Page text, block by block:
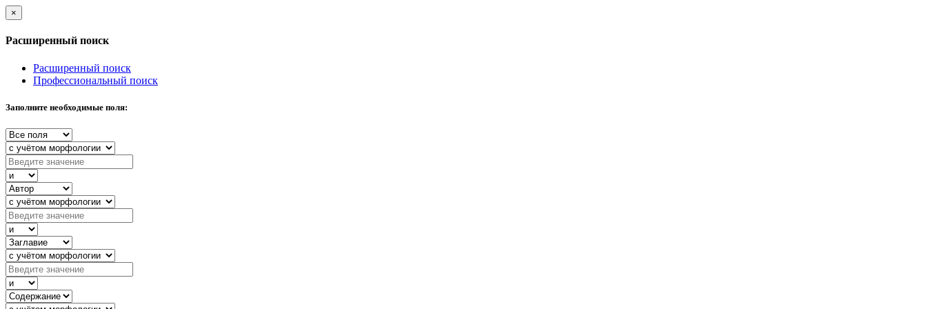
×
Расширенный поиск
Расширенный поиск
Профессиональный поиск
Заполните необходимые поля: